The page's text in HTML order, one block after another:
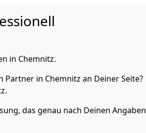
in Chemnitz.
in Chemnitz an Deiner Seite?
das genau nach Deinen Angaben